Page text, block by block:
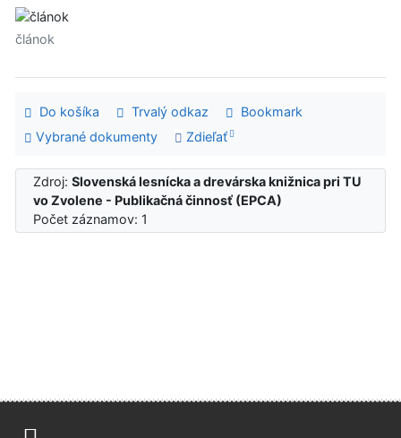
článok
Do košíka Trvalý odkaz
Bookmark
Vybrané dokumenty
Zdieľať
Zdroj:Slovenská lesnícka a drevárska knižnica pri TU
vo Zvolene - Publikačná činnosť (EPCA)
Počet záznamov: 1